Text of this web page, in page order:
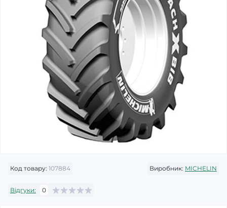
Код товару: 107884 Виробник: MICHELIN
Відгуки: 0